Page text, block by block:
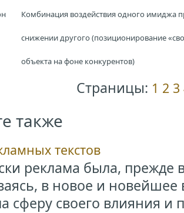
Комбинация воздействия одного имиджа
снижении другого (позиционирование
объекта на фоне конкурентов)
Страницы: 1 2 3
также
текстов
реклама была,
в новое и
сферу своего влияния и